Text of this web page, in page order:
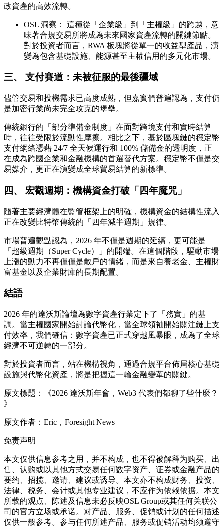
政資產的高效流轉。
OSL 洞察：
這種從「企業級」到「主權級」的跨越，意
味著合規交易所將成為未來國家資產流轉的關鍵節點。
對於投資者而言，RWA 板塊將從單一的收益型產品，演
變為包含基礎設施、能源甚至主權信用的多元化市場。
三、 支付賽道：未被征服的最後疆域
儘管交易和投機需求已高度成熟，但嘉賓們普遍認為，支付仍
是加密行業尚未完全攻克的堡壘。
傳統銀行的「部分準備金制度」在面對跨境支付和實時結算
時，往往受限於流動性摩擦。相比之下，基於區塊鏈的穩定幣
支付網絡憑藉 24/7 全天候運行和 100% 儲備金的透明度，正
在成為跨國企業和金融機構的首選替代方案。穩定幣不僅是交
易媒介，更正在演變成全球貿易結算的新標準。
四、 宏觀週期：機構資金打破「四年魔咒」
隨著主要經濟體在監管框架上的明確，機構資金的結構性流入
正在改變比特幣傳統的「四年減半週期」規律。
市場普遍觀點認為，2026 年不僅是週期的延續，更可能是
「超級週期（Super Cycle）」的開端。在這個階段，驅動市場
上漲的動力不再僅僅是散戶的情緒，而是來自養老金、主權財
富基金以及企業財庫的長期配置。
結語
2026 年的達沃斯論壇為數字資產行業定下了「務實」的基
調。當主權國家開始討論代幣化，當全球領袖開始關注鏈上支
付效率，我們確信：數字資產已正式穿越風暴眼，成為了全球
經濟不可逆轉的一部分。
對於投資者而言，站在機構視角，通過合規平台佈局核心基礎
設施與代幣化資產，將是把握這一輪金融變革的關鍵。
原文標題：《2026 達沃斯年會，Web3 代表們都聊了些什麼？
》
原文作者：Eric，Foresight News
免责声明
本文仅供信息参考之用，并不构成，也不得被解释为购买、出
售、认购或以其他方式交易任何数字资产、证券或金融产品的
要约、招揽、邀请、建议或诱导。本文亦不构成财务、投资、
法律、税务、会计或其他专业建议，不应作为依赖依据。本文
所载的观点、陈述及信息未必反映OSL Group或其任何关联公
司的官方立场或承诺。对产品、服务、促销或计划的任何描述
仅供一般参考。参与任何所述产品、服务或促销活动均须遵守